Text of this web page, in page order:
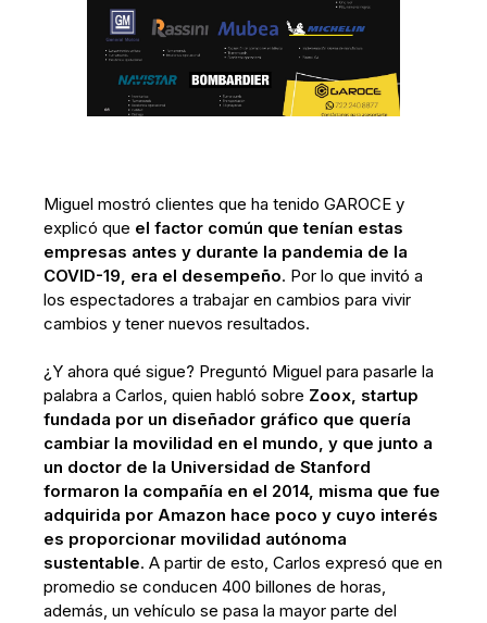
Miguel mostró clientes que ha tenido GAROCE y
explicó que el factor común que tenían estas
empresas antes y durante la pandemia de la
COVID-19, era el desempeño. Por lo que invitó a
los espectadores a trabajar en cambios para vivir
cambios y tener nuevos resultados.
¿Y ahora qué sigue? Preguntó Miguel para pasarle la
palabra a Carlos, quien habló sobre Zoox, startup
fundada por un diseñador gráfico que quería
cambiar la movilidad en el mundo, y que junto a
un doctor de la Universidad de Stanford
formaron la compañía en el 2014, misma que fue
adquirida por Amazon hace poco y cuyo interés
es proporcionar movilidad autónoma
sustentable. A partir de esto, Carlos expresó que en
promedio se conducen 400 billones de horas,
además, un vehículo se pasa la mayor parte del